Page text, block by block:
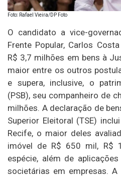
Foto: Rafael Vieira/DP Foto
O candidato a vice-
Frente Popular, Carlos
R$ 3,7 milhões em bens à
maior entre os outros
e supera, inclusive, o
(PSB), seu companheiro de
milhões. A declaração de
Superior Eleitoral (TSE)
Recife, o maior deles
imóvel de R$ 650 mil, R$
espécie, além de
societárias em empresas.